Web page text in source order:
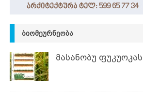
ᲑᲘᲝᲛᲔᲣᲠᲜᲔᲝᲑᲐ
მასანობუ